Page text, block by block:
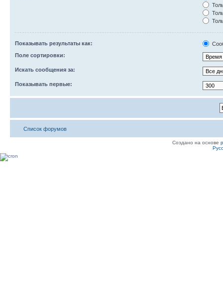
Показывать результаты как:
Поле сортировки:
Искать сообщения за:
Показывать первые:
Список форумов
Создано на основе